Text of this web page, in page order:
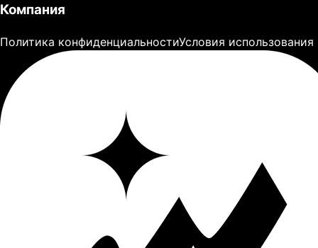
Компания
Политика конфиденциальностиУсловия использования